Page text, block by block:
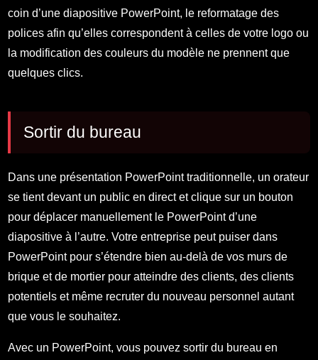
coin d’une diapositive PowerPoint, le reformatage des
polices afin qu’elles correspondent à celles de votre logo ou
la modification des couleurs du modèle ne prennent que
quelques clics.
Sortir du bureau
Dans une présentation PowerPoint traditionnelle, un orateur
se tient devant un public en direct et clique sur un bouton
pour déplacer manuellement le PowerPoint d’une
diapositive à l’autre. Votre entreprise peut puiser dans
PowerPoint pour s’étendre bien au-delà de vos murs de
brique et de mortier pour atteindre des clients, des clients
potentiels et même recruter du nouveau personnel autant
que vous le souhaitez.
Avec un PowerPoint, vous pouvez sortir du bureau en